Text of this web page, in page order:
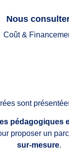
Nous
Coût &
sont
pédagogiques
proposer un
sur-mesure.